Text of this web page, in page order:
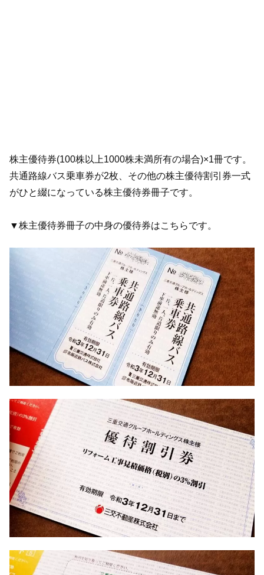
株主優待券(100株以上1000株未満所有の場合)×1冊です。
共通路線バス乗車券が2枚、その他の株主優待割引券一式
がひと綴になっている株主優待券冊子です。
▼株主優待券冊子の中身の優待券はこちらです。